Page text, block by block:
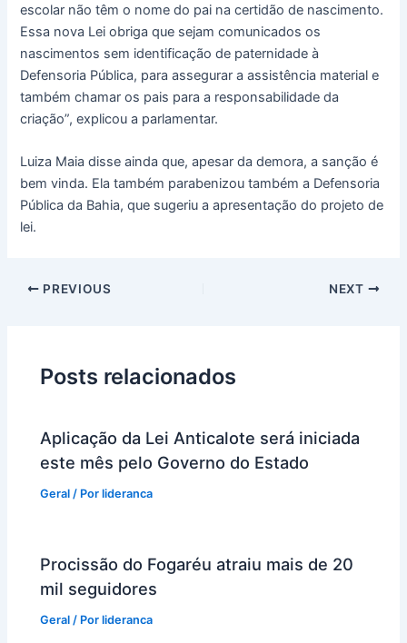
escolar não têm o nome do pai na certidão de nascimento.
Essa nova Lei obriga que sejam comunicados os
nascimentos sem identificação de paternidade à
Defensoria Pública, para assegurar a assistência material e
também chamar os pais para a responsabilidade da
criação”, explicou a parlamentar.
Luiza Maia disse ainda que, apesar da demora, a sanção é
bem vinda. Ela também parabenizou também a Defensoria
Pública da Bahia, que sugeriu a apresentação do projeto de
lei.
PREVIOUS NEXT
Posts relacionados
Aplicação da Lei Anticalote será iniciada
este mês pelo Governo do Estado
Geral / Porlideranca
Procissão do Fogaréu atraiu mais de 20
mil seguidores
Geral / Porlideranca